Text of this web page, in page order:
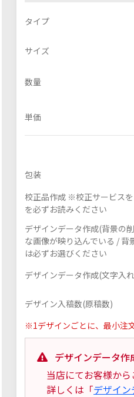
ホルダー
タイプ
サイズ
数量
単価
包装
校正品作成 ※校正サービス
を必ずお読みください
デザインデータ作成(背景の
な画像が映り込んでいる /
は必ずお選びください
デザインデータ作成(文字入
デザイン入稿数(原稿数)
※1デザインごとに、最小注
デザインデータ作
当店にてお客様か
詳しくは「デザイ